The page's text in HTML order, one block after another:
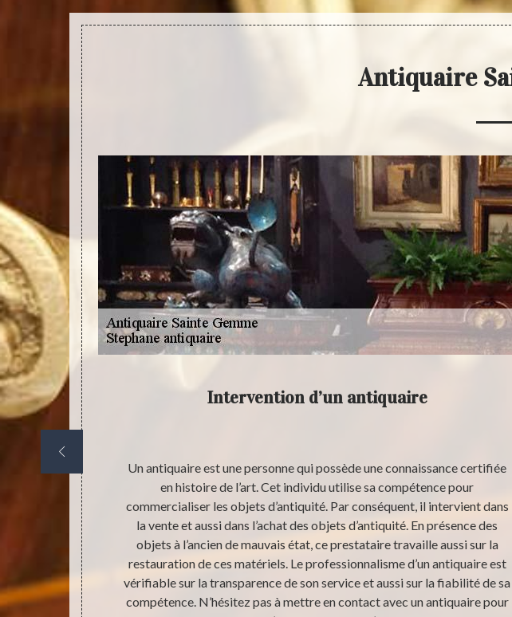
Antiquaire
radical de
sur le
Intervention d’un antiquaire
Un antiquaire est une personne qui possède une connaissance certifiée
en histoire de l’art. Cet individu utilise sa compétence pour
commercialiser les objets d’antiquité. Par conséquent, il intervient dans
la vente et aussi dans l’achat des objets d’antiquité. En présence des
objets à l’ancien de mauvais état, ce prestataire travaille aussi sur la
restauration de ces matériels. Le professionnalisme d’un antiquaire est
vérifiable sur la transparence de son service et aussi sur la fiabilité de sa
compétence. N’hésitez pas à mettre en contact avec un antiquaire pour